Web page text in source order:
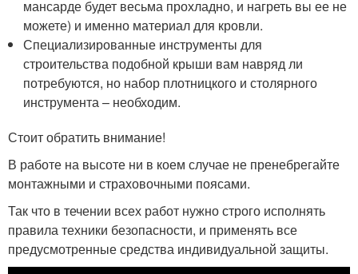
мансарде будет весьма прохладно, и нагреть вы ее не
можете) и именно материал для кровли.
Специализированные инструменты для
строительства подобной крыши вам навряд ли
потребуются, но набор плотницкого и столярного
инструмента – необходим.
Стоит обратить внимание!
В работе на высоте ни в коем случае не пренебрегайте
монтажными и страховочными поясами.
Так что в течении всех работ нужно строго исполнять
правила техники безопасности, и применять все
предусмотренные средства индивидуальной защиты.